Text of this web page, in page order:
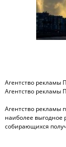
Агентство рекламы
Агентство рекламы
Агентство рекламы
наиболее выгодное
собирающихся